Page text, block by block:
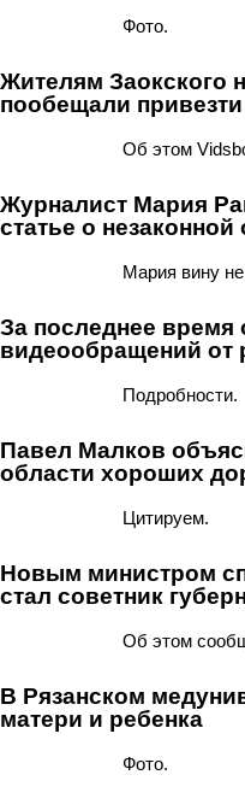
Фото.
Жителям Заокского
пообещали
Об этом
Журналист Мария
статье о
Мария вину
За последнее время
видеообращений от
Подробности.
Павел Малков
области хороших
Цитируем.
Новым министром
стал советник
Об этом
В Рязанском
матери и ребенка
Фото.